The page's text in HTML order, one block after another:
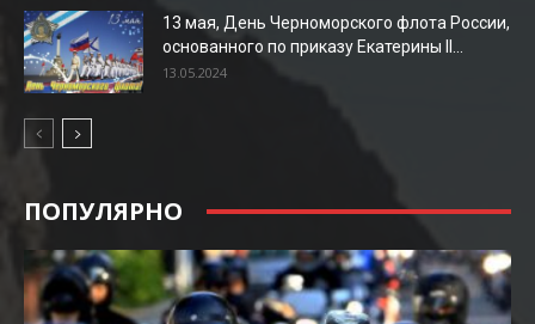
13 мая, День Черноморского флота России,
основанного по приказу Екатерины II...
13.05.2024
ПОПУЛЯРНО